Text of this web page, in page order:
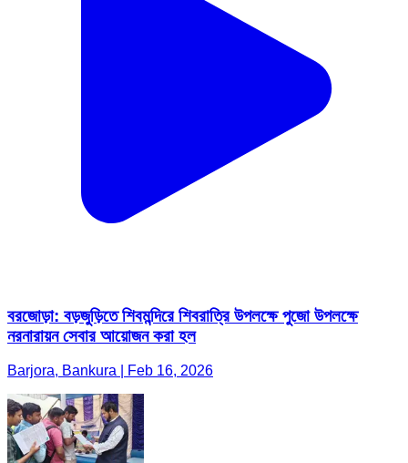
বরজোড়া: বড়জুড়িতে শিবমন্দিরে শিবরাত্রি উপলক্ষে পুজো উপলক্ষে
নরনারায়ন সেবার আয়োজন করা হল
Barjora, Bankura | Feb 16, 2026